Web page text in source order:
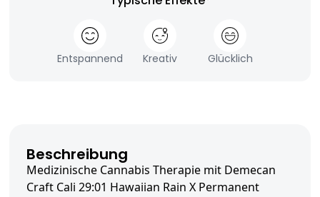
Entspannend Kreativ Glücklich
Beschreibung
Medizinische Cannabis Therapie mit Demecan
Craft Cali 29:01 Hawaiian Rain X Permanent